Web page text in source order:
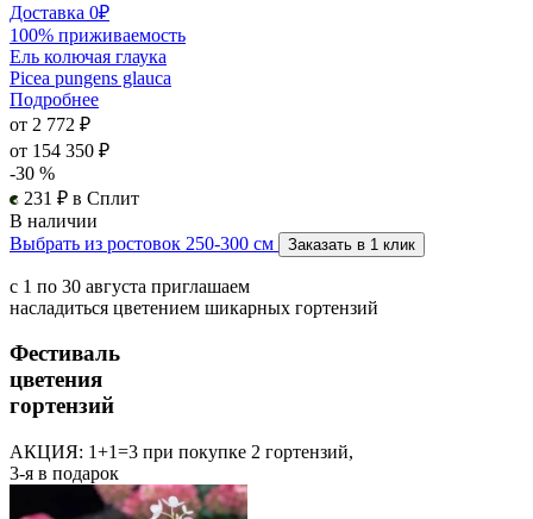
Доставка 0₽
100% приживаемость
Ель колючая глаука
Picea pungens glauca
Подробнее
от 2 772 ₽
от 154 350 ₽
-30 %
231 ₽ в Сплит
В наличии
Выбрать из ростовок 250-300 см
Заказать в 1 клик
с 1 по 30 августа приглашаем
насладиться цветением шикарных гортензий
Фестиваль
цветения
гортензий
АКЦИЯ: 1+1=3 при покупке 2 гортензий,
3-я в подарок